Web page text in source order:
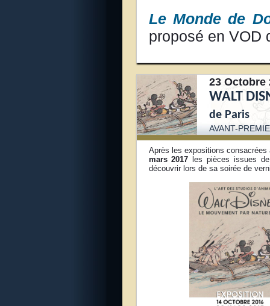
Le Monde de
proposé en VOD
23 Octobre
WALT
de Paris
AVANT-PREMI
Après les expositions
mars 2017 les pièces issues
découvrir lors de sa soirée de